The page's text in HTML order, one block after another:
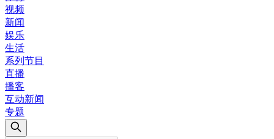
视频
新闻
娱乐
生活
系列节目
直播
播客
互动新闻
专题